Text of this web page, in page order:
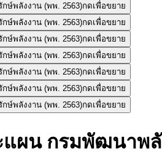
กดเพื่อขยาย
กดเพื่อขยาย
กดเพื่อขยาย
กดเพื่อขยาย
กดเพื่อขยาย
กดเพื่อขยาย
กดเพื่อขยาย
ผน กรมพัฒนาพ